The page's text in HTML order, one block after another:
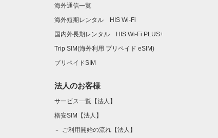
海外通信一覧
海外短期レンタル HIS Wi-Fi
国内外長期レンタル HIS Wi-Fi PLUS+
Trip SIM(海外利用 プリペイド eSIM)
プリペイドSIM
法人のお客様
サービス一覧【法人】
格安SIM【法人】
ご利用開始の流れ【法人】